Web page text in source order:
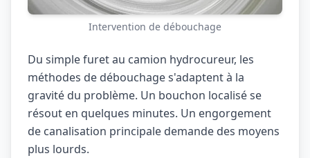
Intervention de débouchage
Du simple furet au camion hydrocureur, les
méthodes de débouchage s'adaptent à la
gravité du problème. Un bouchon localisé se
résout en quelques minutes. Un engorgement
de canalisation principale demande des moyens
plus lourds.